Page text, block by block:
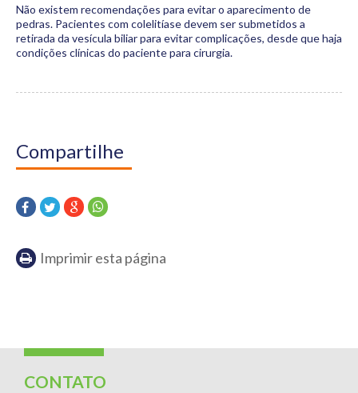
Não existem recomendações para evitar o aparecimento de
pedras. Pacientes com colelitíase devem ser submetidos a
retirada da vesícula biliar para evitar complicações, desde que haja
condições clínicas do paciente para cirurgia.
Compartilhe
Imprimir esta página
CONTATO